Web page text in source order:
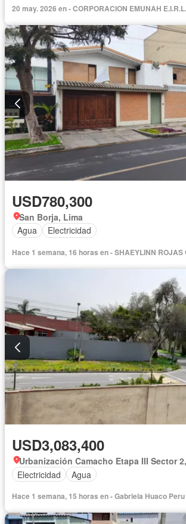
20 may. 2026 en - CORPORACION EMUNAH E.I.R.L.
USD780,300
San Borja, Lima
Agua
Electricidad
Hace 1 semana, 16 horas en - SHAEYLINN ROJAS
USD3,083,400
Urbanización Camacho Etapa III Sector
Electricidad
Agua
Hace 1 semana, 15 horas en - Gabriela Huaco Peru